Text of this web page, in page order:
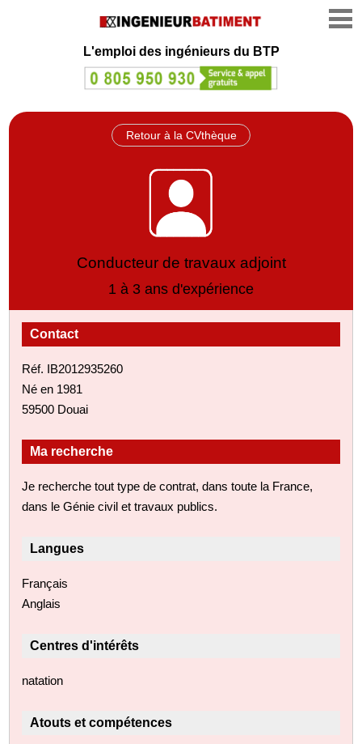
L'emploi des ingénieurs du BTP
Retour à la CVthèque
Conducteur de travaux adjoint
1 à 3 ans d'expérience
Contact
Réf. IB2012935260
Né en 1981
59500 Douai
Ma recherche
Je recherche tout type de contrat, dans toute la France,
dans le Génie civil et travaux publics.
Langues
Français
Anglais
Centres d'intérêts
natation
Atouts et compétences